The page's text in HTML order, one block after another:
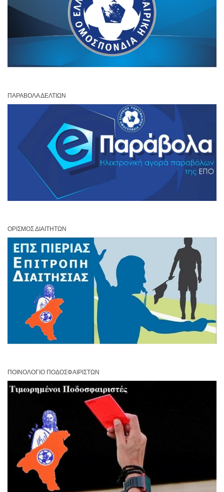
ΠΑΡΆΒΟΛΑ ΔΕΛΤΊΩΝ
ΟΡΙΣΜΌΣ ΔΙΑΙΤΗΤΏΝ
ΠΟΙΝΟΛΌΓΙΟ ΠΟΔΟΣΦΑΙΡΙΣΤΏΝ